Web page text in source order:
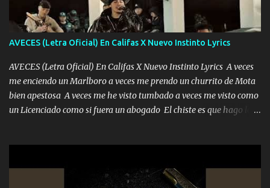
cantamos y por ti nos embriagamos Quién sabe qué será de mí si
contigo fui muy feliz a lo mejor no lloró pero muy en el fondo te
adoro
AVECES (Letra Oficial) En Califas X Nuevo Instinto Lyrics
AVECES (Letra Oficial) En Califas X Nuevo Instinto Lyrics A veces
me enciendo un Marlboro a veces me prendo un churrito de Mota
bien apestosa A veces me he visto tumbado a veces me visto como
un Licenciado como si fuera un abogado El chiste es que hago lo
corriente no quieren verte subir de level trucha mis plebes Música
A veces me pongo un sombrero a veces me ven la cachucha de lado